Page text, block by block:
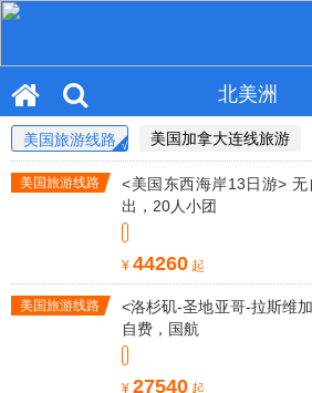
北美洲
美国旅游线路 美国加拿大连线旅游
美国旅游线路
<美国东西海岸13日游>
出，20人小团
¥ 44260 起
美国旅游线路
<洛杉矶-圣地亚哥-拉斯维
自费，国航
¥ 27540 起